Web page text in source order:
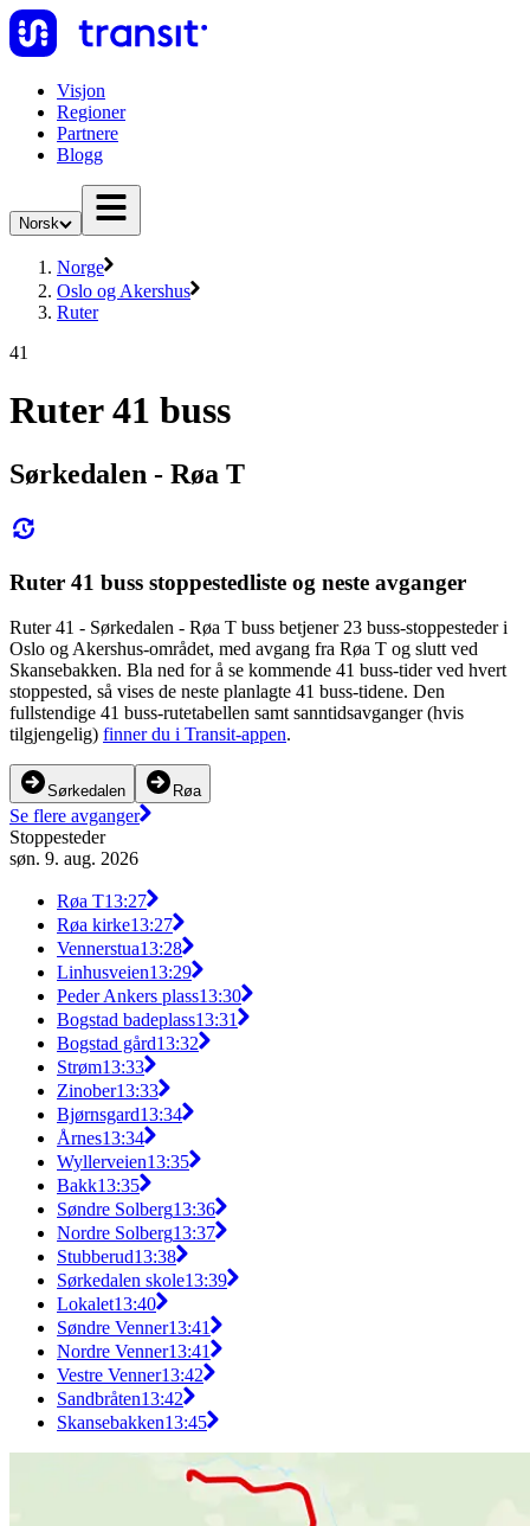
Visjon
Regioner
Partnere
Blogg
Norsk
Norge
Oslo og Akershus
Ruter
41
Ruter 41 buss
Sørkedalen - Røa T
Ruter 41 buss stoppestedliste og neste avganger
Ruter 41 - Sørkedalen - Røa T buss betjener 23 buss-stoppesteder i
Oslo og Akershus-området, med avgang fra Røa T og slutt ved
Skansebakken. Bla ned for å se kommende 41 buss-tider ved hvert
stoppested, så vises de neste planlagte 41 buss-tidene. Den
fullstendige 41 buss-rutetabellen samt sanntidsavganger (hvis
tilgjengelig) finner du i Transit-appen.
Sørkedalen Røa
Se flere avganger
Stoppesteder
søn. 9. aug. 2026
Røa T13:27
Røa kirke13:27
Vennerstua13:28
Linhusveien13:29
Peder Ankers plass13:30
Bogstad badeplass13:31
Bogstad gård13:32
Strøm13:33
Zinober13:33
Bjørnsgard13:34
Årnes13:34
Wyllerveien13:35
Bakk13:35
Søndre Solberg13:36
Nordre Solberg13:37
Stubberud13:38
Sørkedalen skole13:39
Lokalet13:40
Søndre Venner13:41
Nordre Venner13:41
Vestre Venner13:42
Sandbråten13:42
Skansebakken13:45